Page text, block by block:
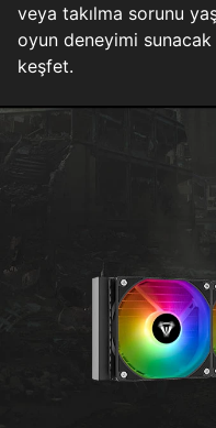
veya takılma sorunu
oyun deneyimi
keşfet.